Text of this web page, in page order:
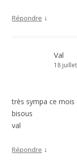
Répondre ↓
Val
18
très sympa ce mois
bisous
val
Répondre ↓